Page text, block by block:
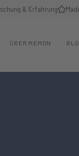
& Erfahrung
ÜBER MEMON